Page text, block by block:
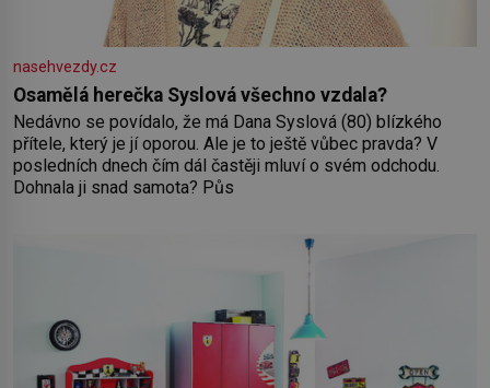
nasehvezdy.cz
Osamělá herečka Syslová všechno vzdala?
Nedávno se povídalo, že má Dana Syslová (80) blízkého
přítele, který je jí oporou. Ale je to ještě vůbec pravda? V
posledních dnech čím dál častěji mluví o svém odchodu.
Dohnala ji snad samota? Půs